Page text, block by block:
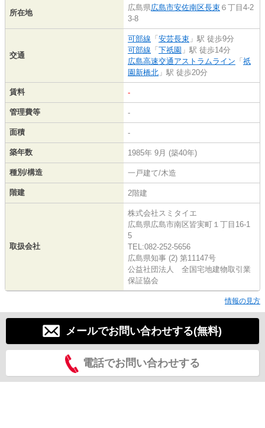
所在地
広島県広島市安佐南区長束 ６丁目4-2
3-8
交通
可部線 「 安芸長束 」駅 徒歩9分
可部線 「 下祇園 」駅 徒歩14分
広島高速交通アストラムライン 「 祇
園新橋北 」駅 徒歩20分
賃料 -
管理費等 -
面積 -
築年数 1985年 9月 (築40年)
種別/構造 一戸建て/木造
階建 2階建
取扱会社
株式会社スミタイエ
広島県広島市南区皆実町１丁目16-1
5
TEL:082-252-5656
広島県知事 (2) 第11147号
公益社団法人 全国宅地建物取引業
保証協会
情報の見方
メールでお問い合わせする(無料)
電話でお問い合わせする